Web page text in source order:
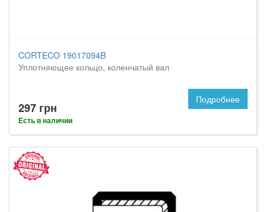
CORTECO 19017094B
Уплотняющее кольцо, коленчатый вал
297 грн
Есть в наличии
Подробнее